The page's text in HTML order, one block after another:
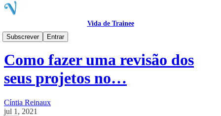
Vida de Trainee
Subscrever
Entrar
Blog
Como fazer uma revisão dos
seus projetos no…
Cíntia Reinaux
jul 1, 2021